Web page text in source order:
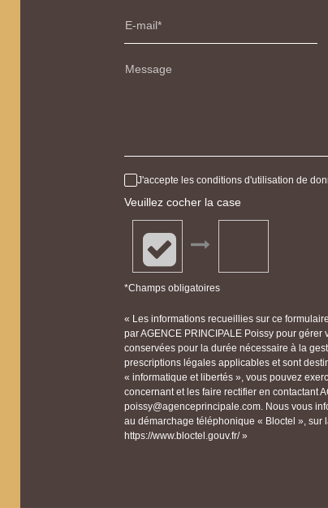
E-mail
Message
J'accepte les conditions d'utilisation de
Veuillez cocher la case
*Champs obligatoires
« Les informations recueillies sur ce
par AGENCE PRINCIPALE Poissy pour
conservées pour la durée nécessaire à la
prescriptions légales applicables et sont
« informatique et libertés », vous pouvez
concernant et les faire rectifier en contactant
poissy@agenceprincipale.com. Nous vous
au démarchage téléphonique « Bloctel », sur
https://www.bloctel.gouv.fr/ »